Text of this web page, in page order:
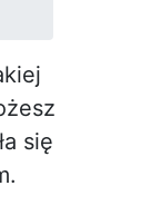
się